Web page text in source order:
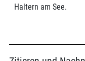
Haltern am See.